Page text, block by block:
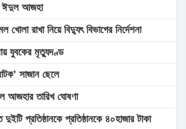
ঈদুল আজহা
খোলা রাখা নিয়ে বিদ্যুৎ বিভাগের নির্দেশনা
যুবকের মৃত্যুদণ্ড
সাজান ছেলে
আজহার তারিখ ঘোষণা
প্রতিষ্ঠানকে প্রতিষ্ঠানকে ৪০হাজার টাকা